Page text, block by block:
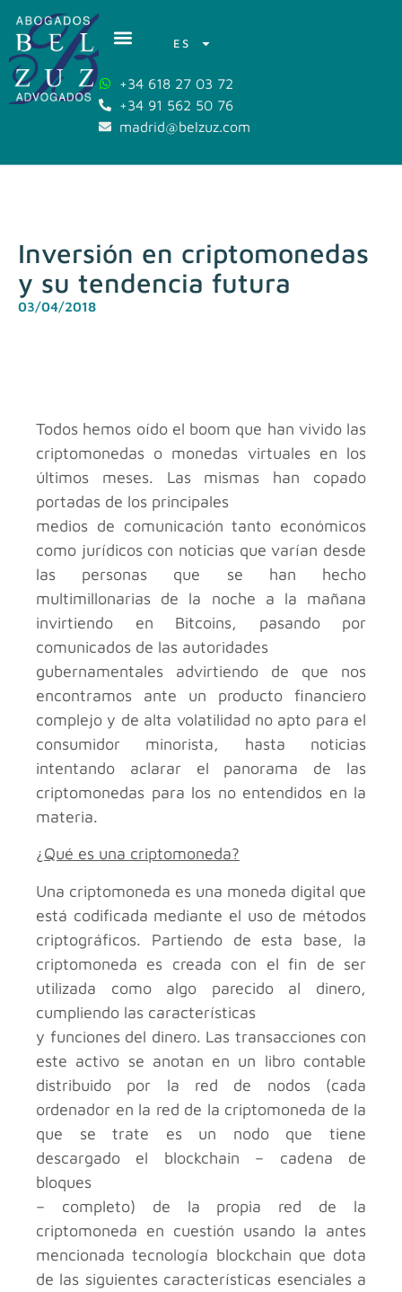
ES
+34 618 27 03 72
+34 91 562 50 76
madrid@belzuz.com
Inversión en criptomonedas
y su tendencia futura
03/04/2018
Todos hemos oído el boom que han vivido las
criptomonedas o monedas virtuales en los
últimos meses. Las mismas han copado
portadas de los principales
medios de comunicación tanto económicos
como jurídicos con noticias que varían desde
las personas que se han hecho
multimillonarias de la noche a la mañana
invirtiendo en Bitcoins, pasando por
comunicados de las autoridades
gubernamentales advirtiendo de que nos
encontramos ante un producto financiero
complejo y de alta volatilidad no apto para el
consumidor minorista, hasta noticias
intentando aclarar el panorama de las
criptomonedas para los no entendidos en la
materia.
¿Qué es una criptomoneda?
Una criptomoneda es una moneda digital que
está codificada mediante el uso de métodos
criptográficos. Partiendo de esta base, la
criptomoneda es creada con el fin de ser
utilizada como algo parecido al dinero,
cumpliendo las características
y funciones del dinero. Las transacciones con
este activo se anotan en un libro contable
distribuido por la red de nodos (cada
ordenador en la red de la criptomoneda de la
que se trate es un nodo que tiene
descargado el blockchain – cadena de
bloques
– completo) de la propia red de la
criptomoneda en cuestión usando la antes
mencionada tecnología blockchain que dota
de las siguientes características esenciales a